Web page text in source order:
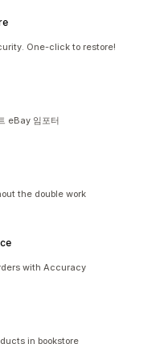
One-click to restore!
eBay 임포터
the double work
with Accuracy
in bookstore